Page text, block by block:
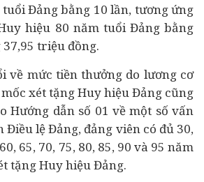
Đảng bằng 10 lần, tương ứng
hiệu 80 năm tuổi Đảng bằng
triệu đồng.
về mức tiền thưởng do lương cơ
xét tặng Huy hiệu Đảng cũng
Hướng dẫn số 01 về một số vấn
Điều lệ Đảng, đảng viên có đủ 30,
65, 70, 75, 80, 85, 90 và 95 năm
tặng Huy hiệu Đảng.